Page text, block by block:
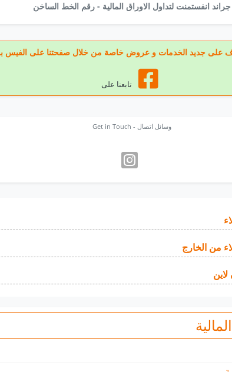
جراند انفستمنت لتداول الاوراق المالية - رقم الخط الساخن
تعرف على جديد الخدمات و عروض خاصة من خلال صفحتنا على الفيس
تابعنا على
Get in Touch - وسائل اتصال
من الخارج